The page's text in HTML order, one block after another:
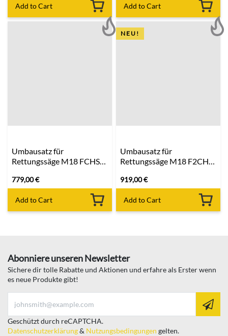
Add to Cart Add to Cart
Umbausatz für
Rettungssäge M18 FCHS
779,00€
Add to Cart
NEU!
Umbausatz für
Rettungssäge M18 F2CHS
919,00€
Add to Cart
Abonniere unseren Newsletter
Sichere dir tolle Rabatte und Aktionen und erfahre als Erster wenn
es neue Produkte gibt!
Geschützt durch reCAPTCHA.
Datenschutzerklärung& Nutzungsbedingungen gelten.